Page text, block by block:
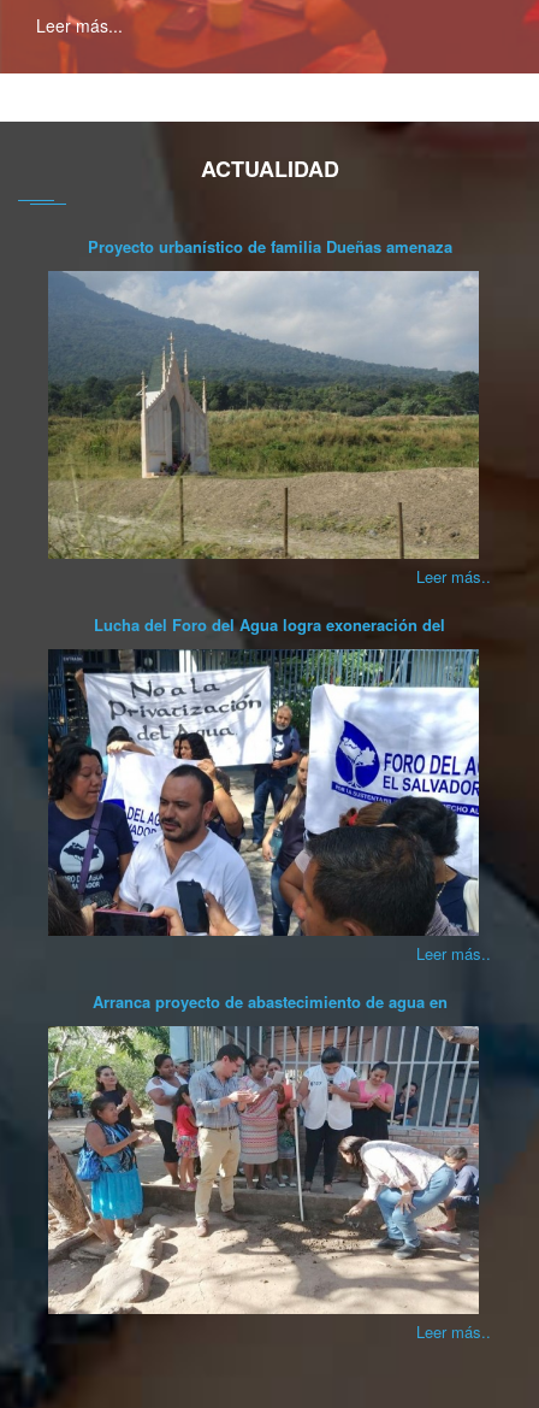
Leer más...
ACTUALIDAD
Proyecto urbanístico de familia Dueñas amenaza
Leer más..
Lucha del Foro del Agua logra exoneración del
Leer más..
Arranca proyecto de abastecimiento de agua en
Leer más..